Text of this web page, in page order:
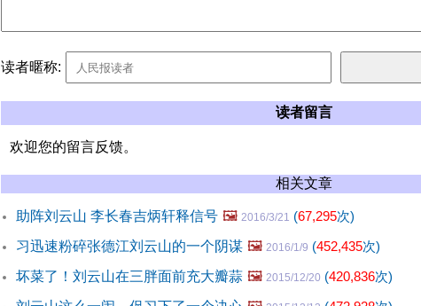
读者暱称:
读者留言
欢迎您的留言反馈。
相关文章
助阵刘云山 李长春吉炳轩释信号 🖼️ 2016/3/21 (67,295次)
习迅速粉碎张德江刘云山的一个阴谋 🖼️ 2016/1/9 (452,435次)
坏菜了！刘云山在三胖面前充大瓣蒜 🖼️ 2015/12/20 (420,836次)